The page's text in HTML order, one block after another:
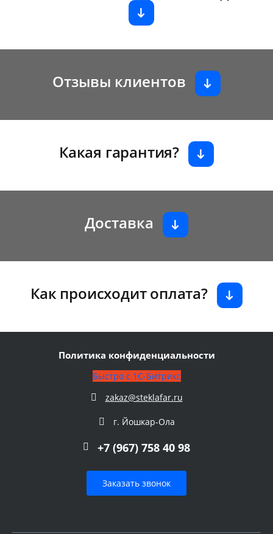
Отзывы клиентов
Какая гарантия?
Доставка
Как происходит оплата?
Политика конфиденциальности
Быстро с 1С-Битрикс
zakaz@steklafar.ru
г. Йошкар-Ола
+7 (967) 758 40 98
Заказать звонок